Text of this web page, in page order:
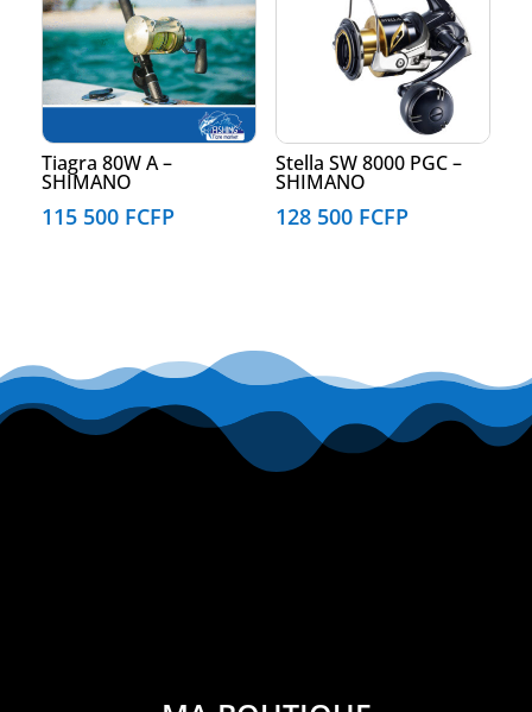
Tiagra 80W A –
SHIMANO
115 500 FCFP
Stella SW 8000 PGC –
SHIMANO
128 500 FCFP